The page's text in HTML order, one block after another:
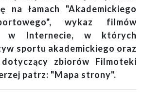
na łamach "Akademickiego
wykaz filmów
w Internecie, w których
sportu akademickiego oraz
zbiorów Filmoteki
patrz: "Mapa strony".